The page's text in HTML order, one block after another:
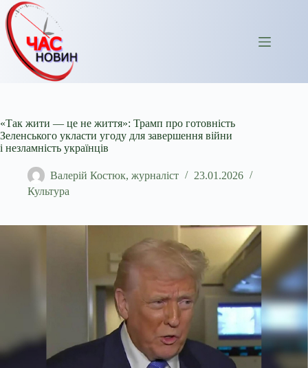
Перейти
до
вмісту
«Так жити — це не життя»: Трамп про готовність
Зеленського укласти угоду для завершення війни
і незламність українців
Валерій Костюк, журналіст
23.01.2026
Культура